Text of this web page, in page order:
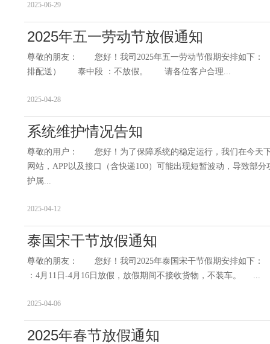
2025-06-29
2025年五一劳动节放假通知
尊敬的朋友： 您好！我司2025年五一劳动节假期安排如下：
排配送） 泰中段 ：不放假。 请各位客户合理...
2025-04-28
系统维护情况告知
尊敬的用户： 您好！为了保障系统的稳定运行，我们在今天下
网站，APP以及接口（含快递100）可能出现短暂波动，导致
护属...
2025-04-12
泰国宋干节放假通知
尊敬的朋友： 您好！我司2025年泰国宋干节假期安排如下
：4月11日-4月16日放假，放假期间不接收货物，不装车。 ...
2025-04-06
2025年春节放假通知